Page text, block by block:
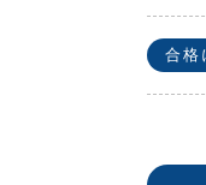
合格